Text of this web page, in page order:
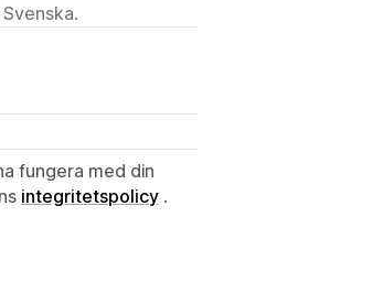
fungera med din
integritetspolicy .